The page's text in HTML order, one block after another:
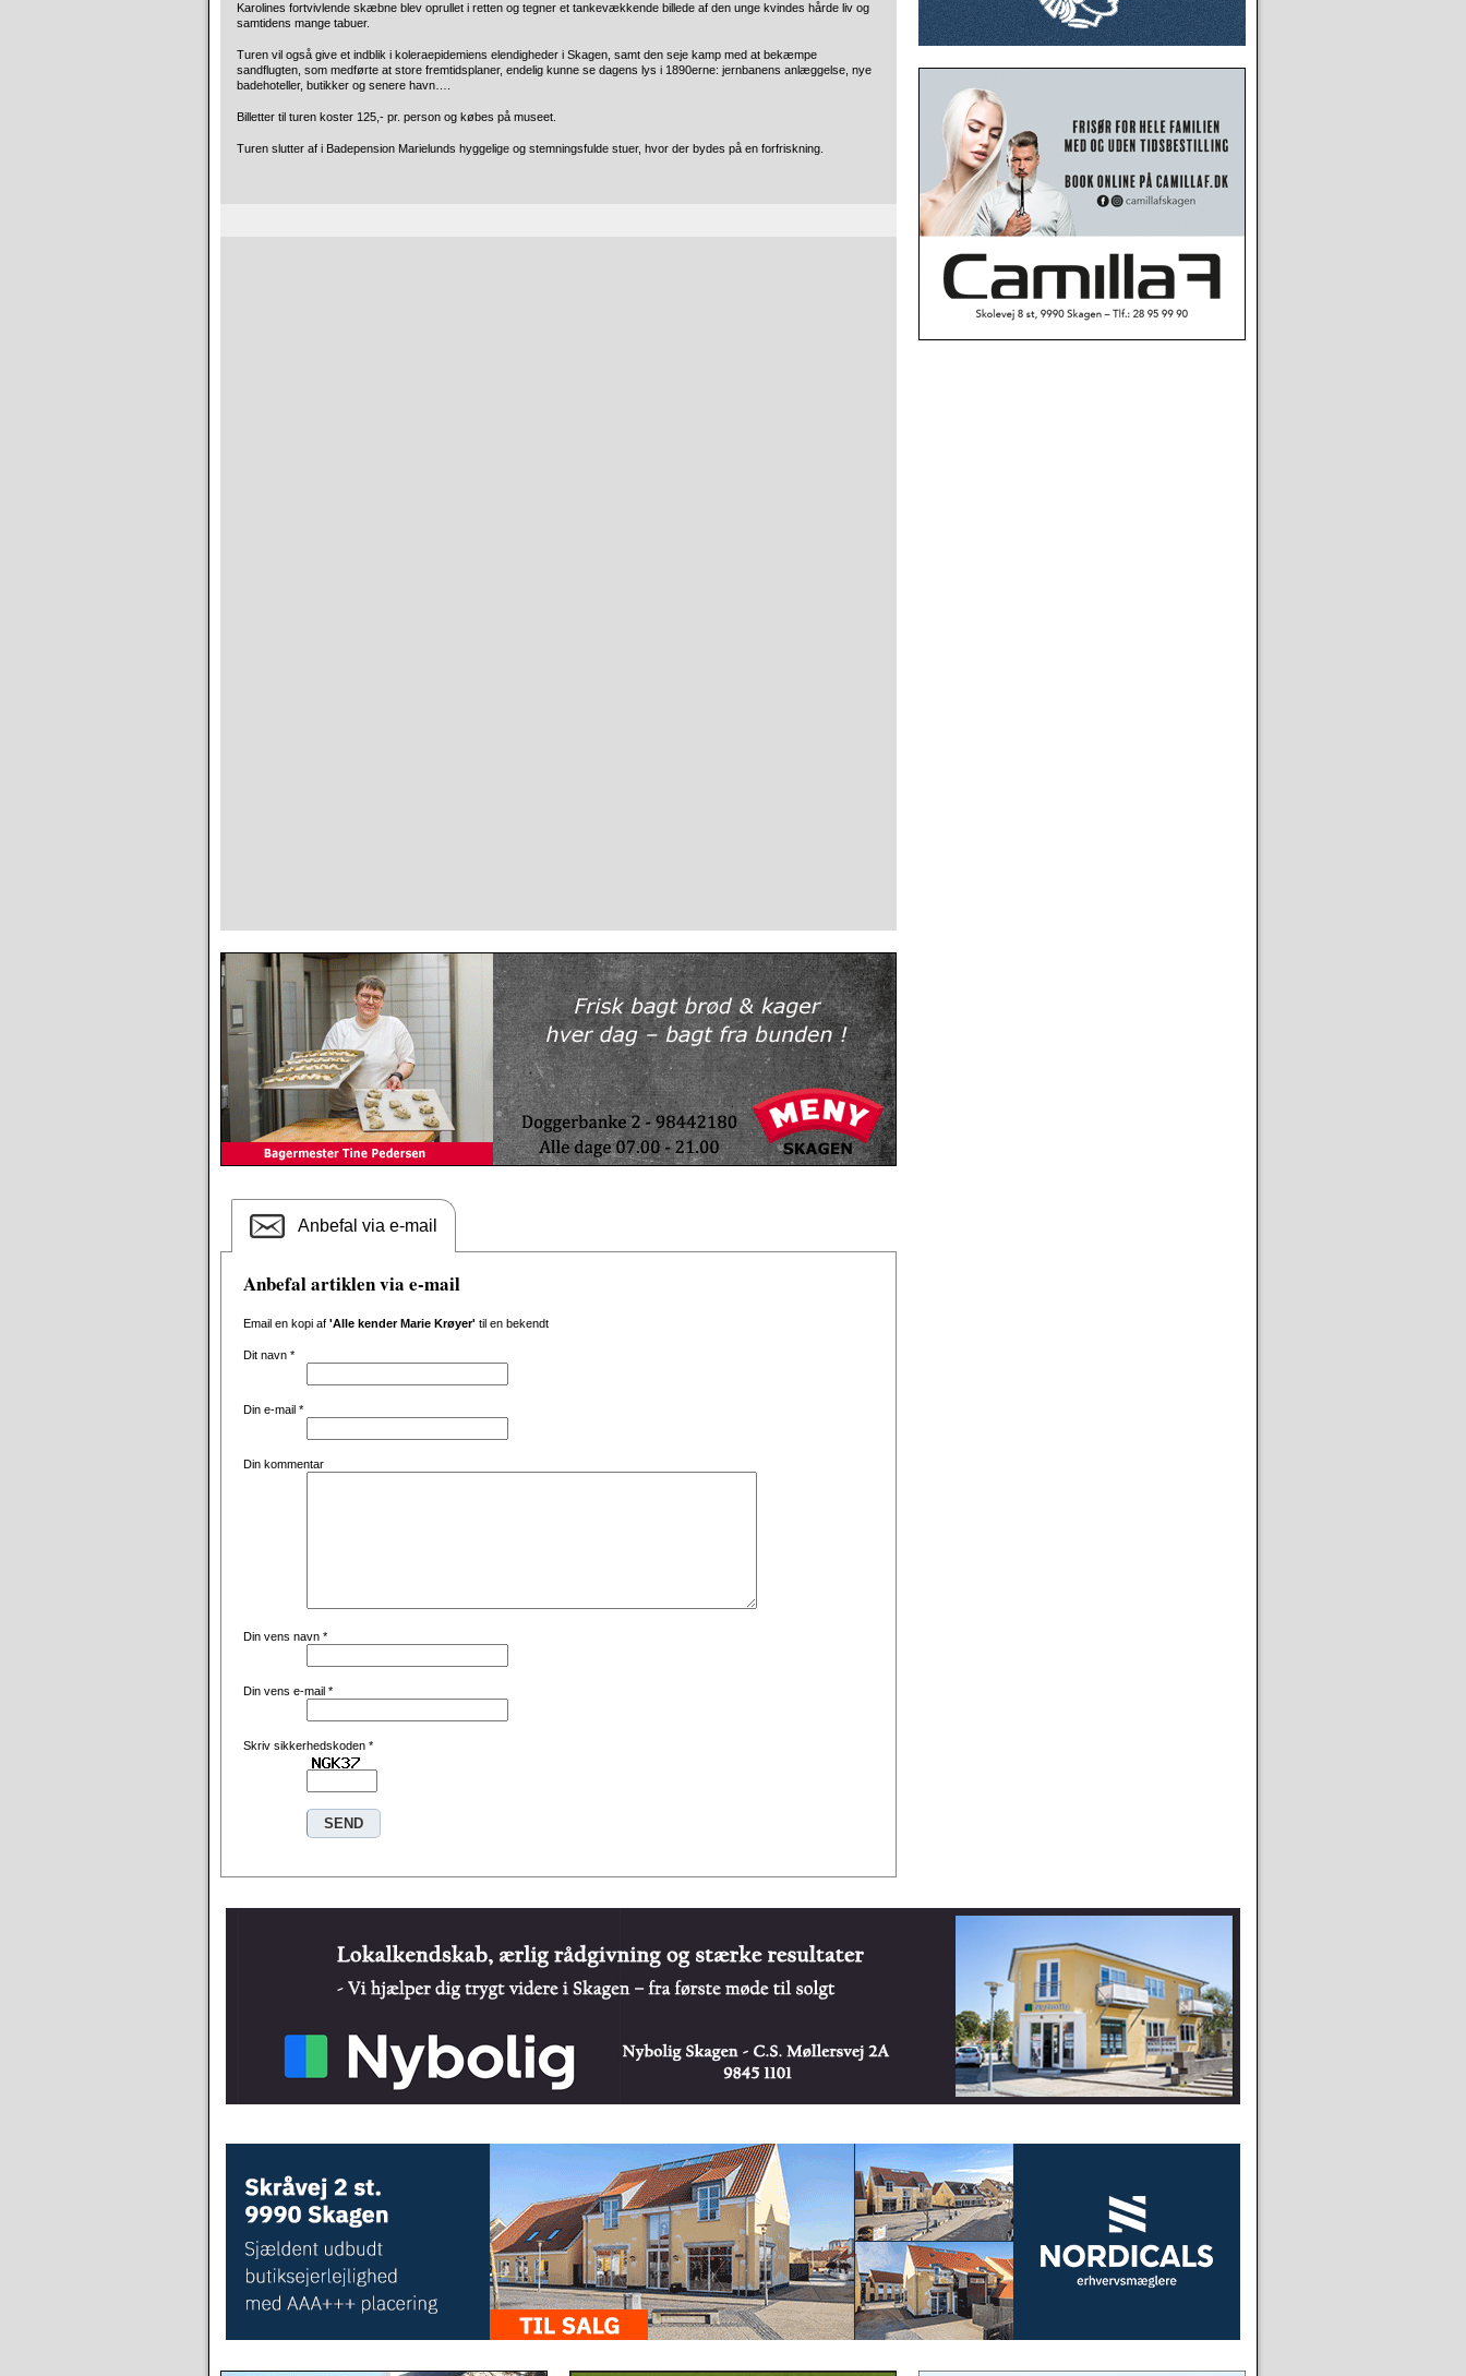
Karolines fortvivlende skæbne blev oprullet i retten og tegner et tankevækkende billede af den unge kvindes hårde liv og
samtidens mange tabuer.
Turen vil også give et indblik i koleraepidemiens elendigheder i Skagen, samt den seje kamp med at bekæmpe
sandflugten, som medførte at store fremtidsplaner, endelig kunne se dagens lys i 1890erne: jernbanens anlæggelse, nye
badehoteller, butikker og senere havn….
Billetter til turen koster 125,- pr. person og købes på museet.
Turen slutter af i Badepension Marielunds hyggelige og stemningsfulde stuer, hvor der bydes på en forfriskning.
Anbefal via e-mail
Anbefal artiklen via e-mail
Email en kopi af 'Alle kender Marie Krøyer' til en bekendt
Dit navn *
Din e-mail *
Din kommentar
Din vens navn *
Din vens e-mail *
Skriv sikkerhedskoden *